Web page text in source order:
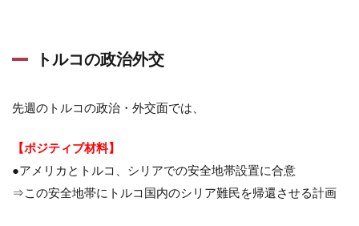
トルコの政治外交
先週のトルコの政治・外交面では、
【ポジティブ材料】
●アメリカとトルコ、シリアでの安全地帯設置に合意
⇒この安全地帯にトルコ国内のシリア難民を帰還させる計画